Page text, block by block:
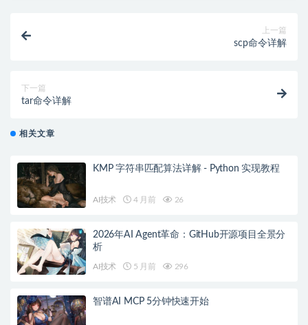
上一篇
scp命令详解
下一篇
tar命令详解
相关文章
KMP 字符串匹配算法详解 - Python 实现教程
AI技术 4 月前 26
2026年AI Agent革命：GitHub开源项目全景分
析
AI技术 5 月前 296
智谱AI MCP 5分钟快速开始